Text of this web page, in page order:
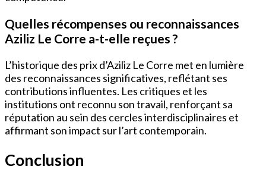
Quelles récompenses ou reconnaissances
Aziliz Le Corre a-t-elle reçues ?
L’historique des prix d’Aziliz Le Corre met en lumière
des reconnaissances significatives, reflétant ses
contributions influentes. Les critiques et les
institutions ont reconnu son travail, renforçant sa
réputation au sein des cercles interdisciplinaires et
affirmant son impact sur l’art contemporain.
Conclusion